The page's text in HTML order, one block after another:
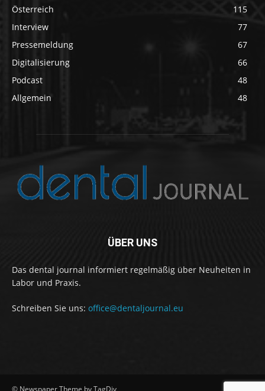
Österreich
115
Interview
77
Pressemeldung
67
Digitalisierung
66
Podcast
48
Allgemein
48
ÜBER UNS
Das dental journal informiert regelmäßig über Neuheiten in
Labor und Praxis.
Schreiben Sie uns: office@dentaljournal.eu
© Newspaper Theme by TagDiv